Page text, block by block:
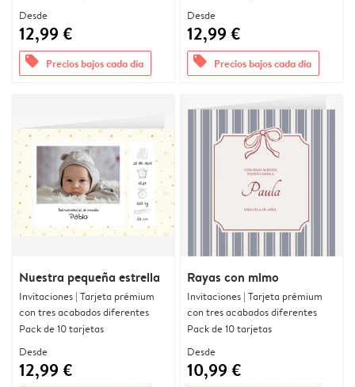
Desde
12,99 €
offers Precios bajos cada día
Desde
12,99 €
offers Precios bajos cada día
Nuestra pequeña estrella
Invitaciones | Tarjeta prémium
con tres acabados diferentes
Pack de 10 tarjetas
Desde
12,99 €
Rayas con mimo
Invitaciones | Tarjeta prémium
con tres acabados diferentes
Pack de 10 tarjetas
Desde
10,99 €